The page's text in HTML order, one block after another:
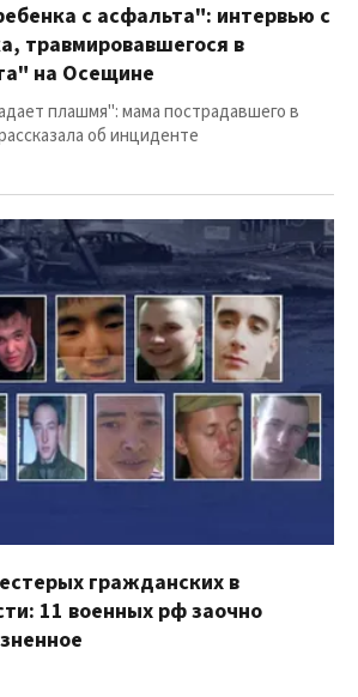
с асфальта": интервью с
травмировавшегося в
на Осещине
плашмя": мама пострадавшего в
об инциденте
гражданских в
11 военных рф заочно